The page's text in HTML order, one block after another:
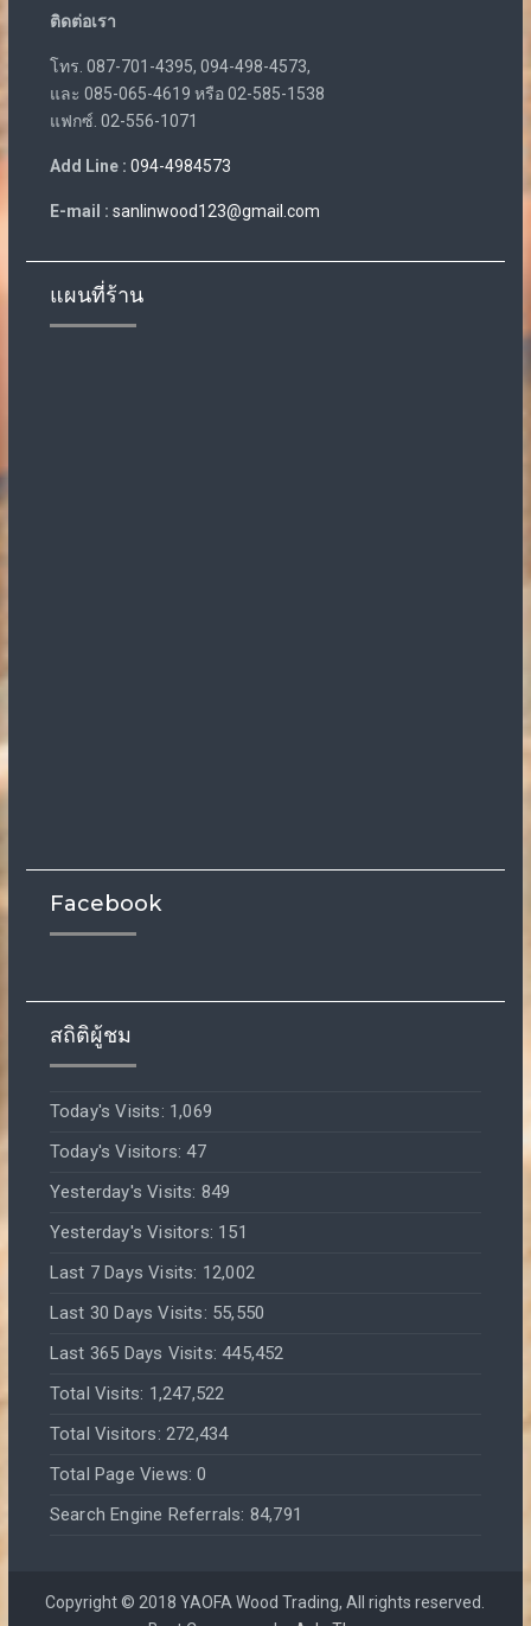
ติดต่อเรา
โทร. 087-701-4395, 094-498-4573,
และ 085-065-4619 หรือ 02-585-1538
แฟกซ์. 02-556-1071
Add Line : 094-4984573
E-mail : sanlinwood123@gmail.com
แผนที่ร้าน
Facebook
สถิติผู้ชม
Today's Visits: 1,069
Today's Visitors:47
Yesterday's Visits: 849
Yesterday's Visitors: 151
Last 7 Days Visits: 12,002
Last 30 Days Visits: 55,550
Last 365 Days Visits:445,452
Total Visits: 1,247,522
Total Visitors: 272,434
Total Page Views:0
Search Engine Referrals: 84,791
Copyright © 2018 YAOFA Wood Trading, All rights reserved.